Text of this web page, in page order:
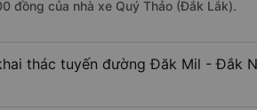
đồng của nhà xe Quý Thảo (Đắk Lắk).
thác tuyến đường Đăk Mil - Đắk